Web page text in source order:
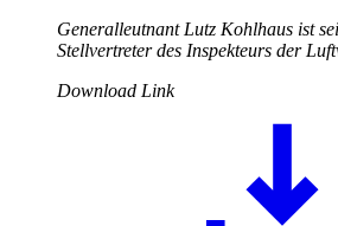
Generalleutnant Lutz Kohlhaus ist
Stellvertreter des Inspekteurs der
Download Link